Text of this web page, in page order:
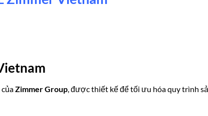
Zimmer Group , được thiết kế để tối ưu hóa quy trình